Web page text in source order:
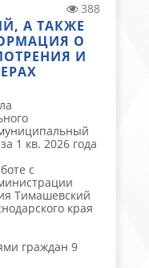
388
А ТАКЖЕ
О
И
1 кв. 2026 года
с
Тимашевский
края
граждан 9